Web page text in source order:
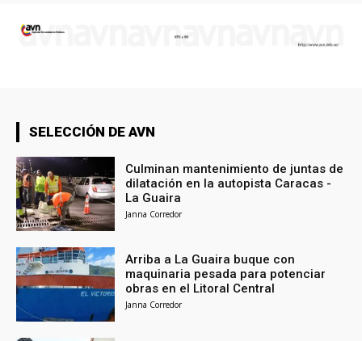
SELECCIÓN DE AVN
Culminan mantenimiento de juntas de
dilatación en la autopista Caracas -
La Guaira
Janna Corredor
Arriba a La Guaira buque con
maquinaria pesada para potenciar
obras en el Litoral Central
Janna Corredor